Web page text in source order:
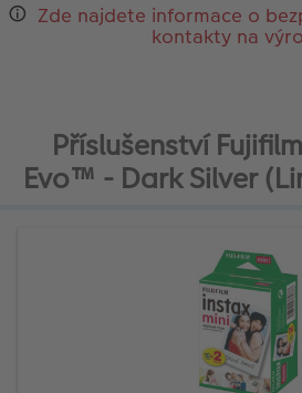
Zde najdete informace o
kontakty na
Příslušenství
Evo™ - Dark Silver